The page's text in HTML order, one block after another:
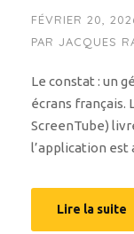
FÉVRIER 20,
PAR JACQUES
Le constat : un
écrans français.
ScreenTube)
l’application est
Lire la suite